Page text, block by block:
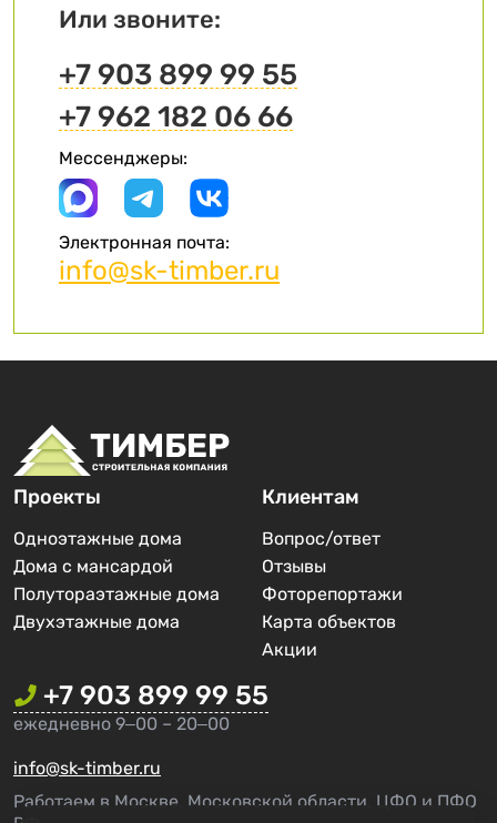
Или звоните:
+7 903 899 99 55
+7 962 182 06 66
Мессенджеры:
Электронная почта:
info@sk-timber.ru
Проекты
Одноэтажные дома
Дома с мансардой
Полутораэтажные дома
Двухэтажные дома
Клиентам
Вопрос/ответ
Отзывы
Фоторепортажи
Карта объектов
Акции
+7 903 899 99 55
ежедневно 9‒00 – 20‒00
info@sk-timber.ru
Работаем в Москве, Московской области, ЦФО и ПФО